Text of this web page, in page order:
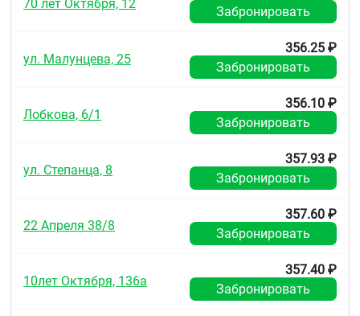
70 лет Октября, 12
Забронировать
ул. Малунцева, 25
356.25 ₽
Забронировать
Лобкова, 6/1
356.10 ₽
Забронировать
ул. Степанца, 8
357.93 ₽
Забронировать
22 Апреля 38/8
357.60 ₽
Забронировать
10лет Октября, 136а
357.40 ₽
Забронировать